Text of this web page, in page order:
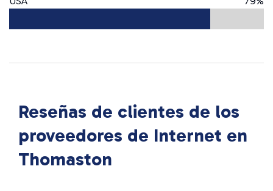
Reseñas de clientes de los
proveedores de Internet en
Thomaston